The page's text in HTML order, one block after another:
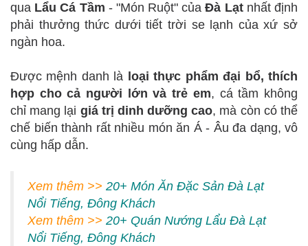
qua Lẩu Cá Tầm - "Món Ruột" của Đà Lạt nhất định
phải thưởng thức dưới tiết trời se lạnh của xứ sở
ngàn hoa.
Được mệnh danh là loại thực phẩm đại bổ, thích
hợp cho cả người lớn và trẻ em, cá tầm không
chỉ mang lại giá trị dinh dưỡng cao, mà còn có thể
chế biến thành rất nhiều món ăn Á - Âu đa dạng, vô
cùng hấp dẫn.
Xem thêm >> 20+ Món Ăn Đặc Sản Đà Lạt
Nổi Tiếng, Đông Khách
Xem thêm >> 20+ Quán Nướng Lẩu Đà Lạt
Nổi Tiếng, Đông Khách